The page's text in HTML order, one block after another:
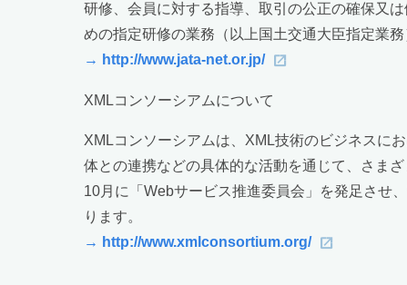
研修、会員に対する指導、取引の公正の確保又
めの指定研修の業務（以上国土交通大臣指定業務
→ http://www.jata-net.or.jp/
XMLコンソーシアムについて
XMLコンソーシアムは、XML技術のビジネスに
体との連携などの具体的な活動を通じて、さま
10月に「Webサービス推進委員会」を発足させ
ります。
→ http://www.xmlconsortium.org/